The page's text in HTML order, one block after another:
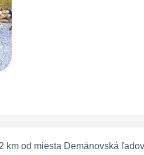
km od miesta Demänovská